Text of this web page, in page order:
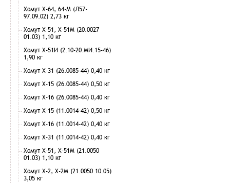
Хомут Х-64, 64-М (Л57-
97.09.02) 2,73 кг
Хомут Х-51, Х-51М (20.0027
01.03) 1,10 кг
Хомут Х-51И (2.10-20.МИ.15-46)
1,90 кг
Хомут Х-31 (26.0085-44) 0,40 кг
Хомут Х-15 (26.0085-44) 0,50 кг
Хомут Х-16 (26.0085-44) 0,40 кг
Хомут Х-15 (11.0014-42) 0,50 кг
Хомут Х-16 (11.0014-42) 0,40 кг
Хомут Х-31 (11.0014-42) 0,40 кг
Хомут Х-51, Х-51М (21.0050
01.03) 1,10 кг
Хомут Х-2, Х-2М (21.0050 10.05)
3,05 кг